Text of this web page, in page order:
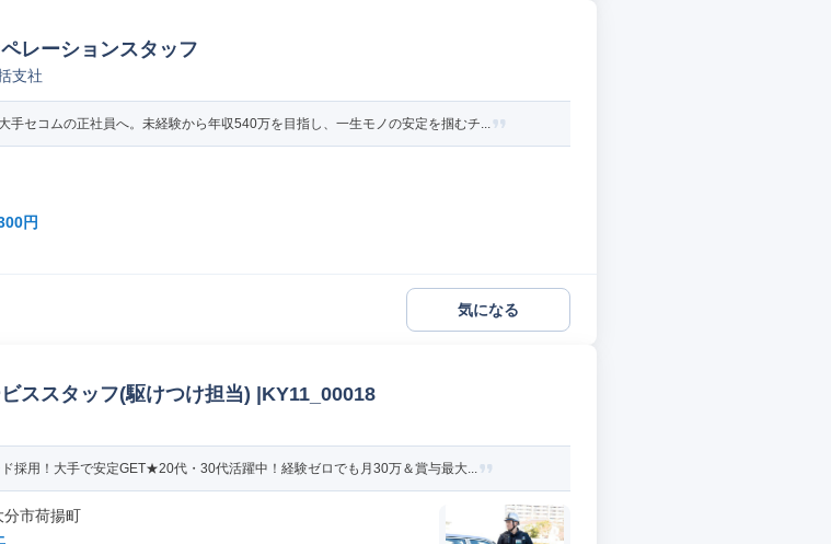
レーションスタッフ
支社
手セコムの正社員へ。未経験から年収540万を目指し、一生モノの安定を掴むチ...
円
気になる
ススタッフ(駆けつけ担当) |KY11_00018
ド採用！大手で安定GET★20代・30代活躍中！経験ゼロでも月30万＆賞与最大...
市荷揚町